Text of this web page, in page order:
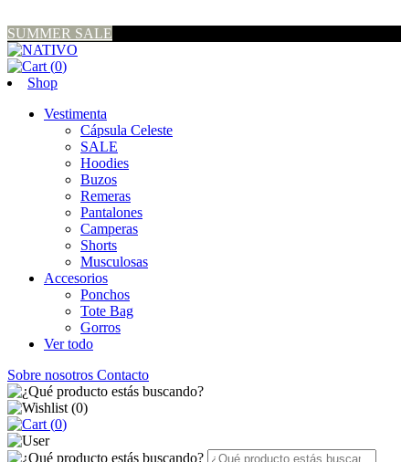
SUMMER SALE
(0)
Shop
Vestimenta
Cápsula Celeste
SALE
Hoodies
Buzos
Remeras
Pantalones
Camperas
Shorts
Musculosas
Accesorios
Ponchos
Tote Bag
Gorros
Ver todo
Sobre nosotros Contacto
(0)
(0)